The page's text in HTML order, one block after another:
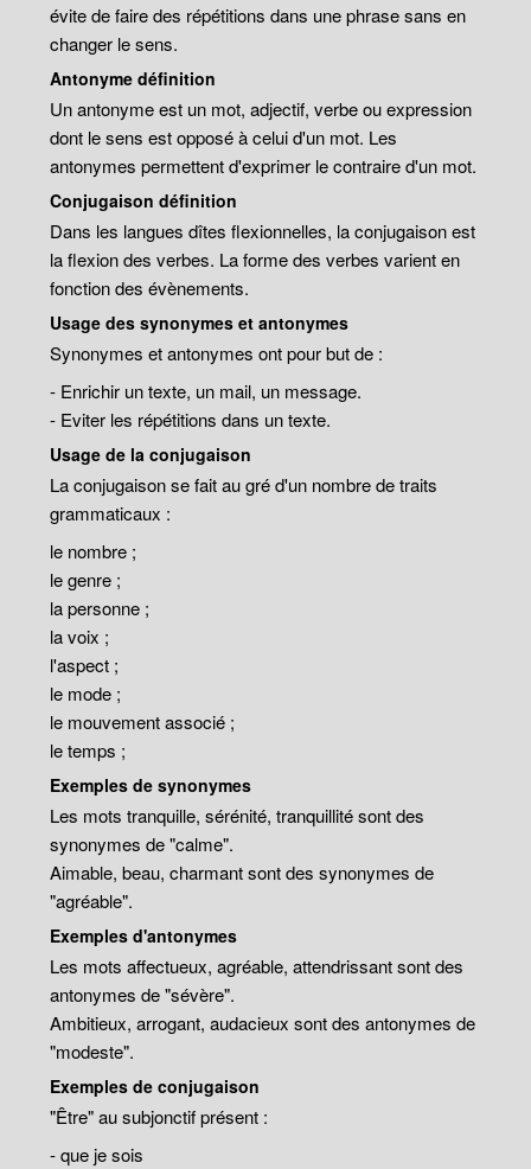
évite de faire des répétitions dans une phrase sans en
changer le sens.
Antonyme définition
Un antonyme est un mot, adjectif, verbe ou expression
dont le sens est opposé à celui d'un mot. Les
antonymes permettent d'exprimer le contraire d'un mot.
Conjugaison définition
Dans les langues dîtes flexionnelles, la conjugaison est
la flexion des verbes. La forme des verbes varient en
fonction des évènements.
Usage des synonymes et antonymes
Synonymes et antonymes ont pour but de :
- Enrichir un texte, un mail, un message.
- Eviter les répétitions dans un texte.
Usage de la conjugaison
La conjugaison se fait au gré d'un nombre de traits
grammaticaux :
le nombre ;
le genre ;
la personne ;
la voix ;
l'aspect ;
le mode ;
le mouvement associé ;
le temps ;
Exemples de synonymes
Les mots tranquille, sérénité, tranquillité sont des
synonymes de "calme".
Aimable, beau, charmant sont des synonymes de
"agréable".
Exemples d'antonymes
Les mots affectueux, agréable, attendrissant sont des
antonymes de "sévère".
Ambitieux, arrogant, audacieux sont des antonymes de
"modeste".
Exemples de conjugaison
"Être" au subjonctif présent :
- que je sois